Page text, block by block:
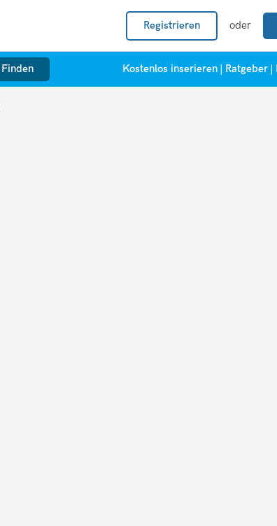
Registrieren oder
Finden Kostenlos inserieren Ratgeber